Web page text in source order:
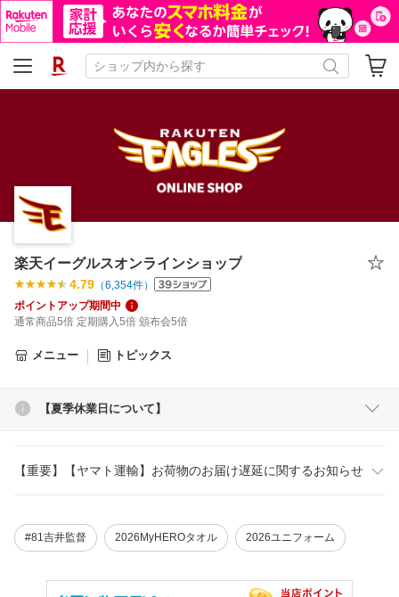
楽天イーグルスオンラインショップ
4.79 （6,354件）
ポイントアップ期間中
通常商品5倍 定期購入5倍 頒布会5倍
メニュー トピックス
【夏季休業日について】
【重要】【ヤマト運輸】お荷物のお届け遅延に関するお知らせ
#81吉井監督 2026MyHEROタオル 2026ユニフォーム